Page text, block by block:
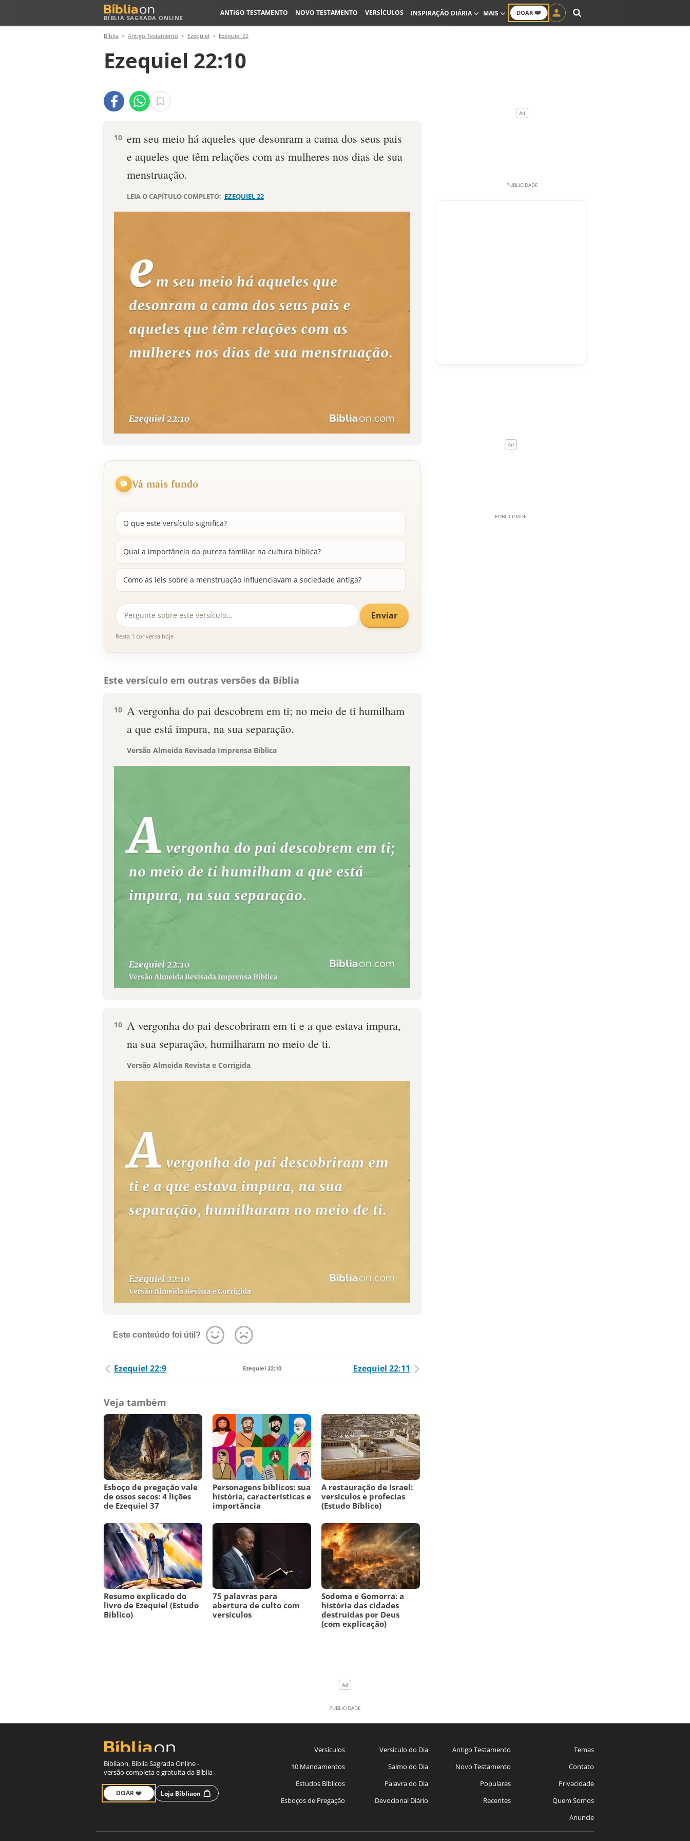
BÍBLIA SAGRADA ONLINE
DOAR ❤️
ANTIGO TESTAMENTO NOVO TESTAMENTO VERSÍCULOS INSPIRAÇÃO DIÁRIA MAIS
Bíblia Antigo Testamento Ezequiel Ezequiel 22
Ezequiel 22:10
10 em seu meio há aqueles que desonram a cama dos seus pais
e aqueles que têm relações com as mulheres nos dias de sua
menstruação.
LEIA O CAPÍTULO COMPLETO: EZEQUIEL 22
Vá mais fundo
O que este versículo significa?
Qual a importância da pureza familiar na cultura bíblica?
Como as leis sobre a menstruação influenciavam a sociedade antiga?
Enviar
Resta 1 conversa hoje
Este versículo em outras versões da Bíblia
10 A vergonha do pai descobrem em ti; no meio de ti humilham
a que está impura, na sua separação.
Versão Almeida Revisada Imprensa Bíblica
10 A vergonha do pai descobriram em ti e a que estava impura,
na sua separação, humilharam no meio de ti.
Versão Almeida Revista e Corrigida
Este conteúdo foi útil?
Ezequiel 22:9 Ezequiel 22:10 Ezequiel 22:11
Veja também
Esboço de pregação vale
de ossos secos: 4 lições
de Ezequiel 37
Personagens bíblicos: sua
história, características e
importância
A restauração de Israel:
versículos e profecias
(Estudo Bíblico)
Resumo explicado do
livro de Ezequiel (Estudo
Bíblico)
75 palavras para
abertura de culto com
versículos
Sodoma e Gomorra: a
história das cidades
destruídas por Deus
(com explicação)
Bíbliaon, Bíblia Sagrada Online -
versão completa e gratuita da Bíblia
DOAR ❤️ Loja Bíbliaon
Versículos
10 Mandamentos
Estudos Bíblicos
Esboços de Pregação
Versículo do Dia
Salmo do Dia
Palavra do Dia
Devocional Diário
Antigo Testamento
Novo Testamento
Populares
Recentes
Temas
Contato
Privacidade
Quem Somos
Anuncie